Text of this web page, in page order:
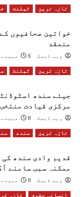
تازہ ترین ٹیلنٹ
خواتین صحافیوں
منعقد
ویب ڈیسک 6 مہینے ago
تازہ ترین ٹیلنٹ
جیئے سندھ
مرکزی قیادت منتخب
ویب ڈیسک 8 مہینے ago
تازہ ترین سندھ
قدیم وادی سندھ
ممکنہ سبب سامنے
ویب ڈیسک 8 مہینے ago
انسانی حقوق تازہ